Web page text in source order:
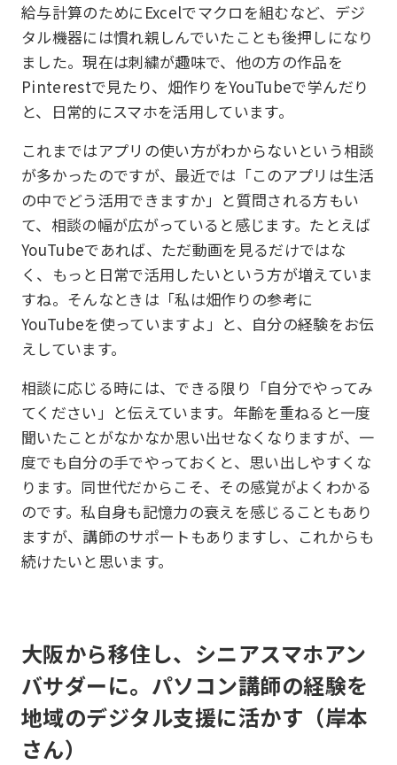
給与計算のためにExcelでマクロを組むなど、デジ
タル機器には慣れ親しんでいたことも後押しになり
ました。現在は刺繍が趣味で、他の方の作品を
Pinterestで見たり、畑作りをYouTubeで学んだり
と、日常的にスマホを活用しています。
これまではアプリの使い方がわからないという相談
が多かったのですが、最近では「このアプリは生活
の中でどう活用できますか」と質問される方もい
て、相談の幅が広がっていると感じます。たとえば
YouTubeであれば、ただ動画を見るだけではな
く、もっと日常で活用したいという方が増えていま
すね。そんなときは「私は畑作りの参考に
YouTubeを使っていますよ」と、自分の経験をお伝
えしています。
相談に応じる時には、できる限り「自分でやってみ
てください」と伝えています。年齢を重ねると一度
聞いたことがなかなか思い出せなくなりますが、一
度でも自分の手でやっておくと、思い出しやすくな
ります。同世代だからこそ、その感覚がよくわかる
のです。私自身も記憶力の衰えを感じることもあり
ますが、講師のサポートもありますし、これからも
続けたいと思います。
大阪から移住し、シニアスマホアン
バサダーに。パソコン講師の経験を
地域のデジタル支援に活かす（岸本
さん）